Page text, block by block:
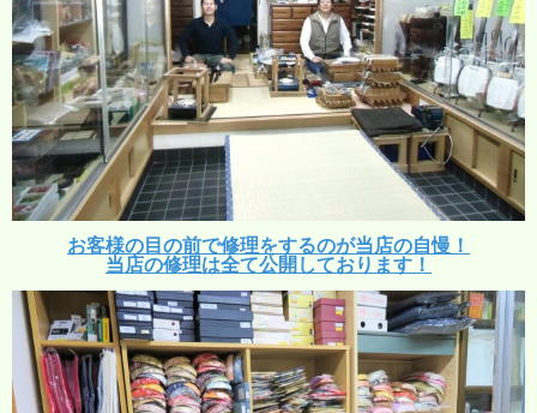
お客様の目の前で修理をするのが当店の自慢！
当店の修理は全て公開しております！